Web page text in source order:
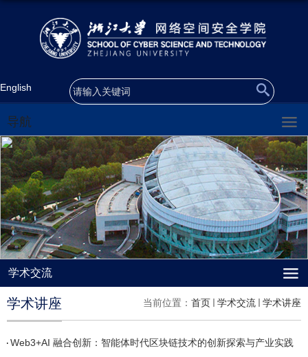
English
导航
学术交流
当前位置： 首页 学术交流 学术讲座
学术讲座
Web3+AI 融合创新：智能体时代区块链技术的创新探索与产业实践